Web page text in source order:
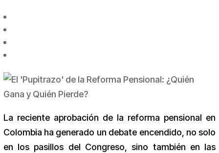
La reciente aprobación de la reforma pensional en
Colombia ha generado un debate encendido, no solo
en los pasillos del Congreso, sino también en las